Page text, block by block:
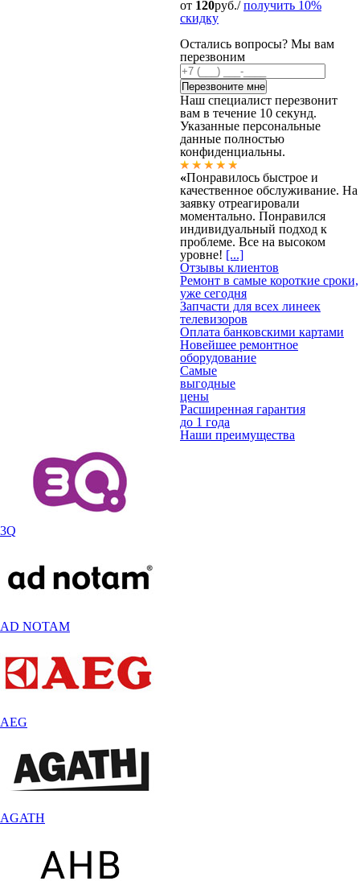
от 120руб./получить 10%
скидку
Остались вопросы? Мы вам
перезвоним
Наш специалист перезвонит
вам в течение 10 секунд.
Указанные персональные
данные полностью
конфиденциальны.
«Понравилось быстрое и
качественное обслуживание. На
заявку отреагировали
моментально. Понравился
индивидуальный подход к
проблеме. Все на высоком
уровне! [...]
Отзывы клиентов
Ремонт в самые короткие сроки,
уже сегодня
Запчасти для всех линеек
телевизоров
Оплата банковскими картами
Новейшее ремонтное
оборудование
Самые
выгодные
цены
Расширенная гарантия
до 1 года
Наши преимущества
3Q
AD NOTAM
AEG
AGATH